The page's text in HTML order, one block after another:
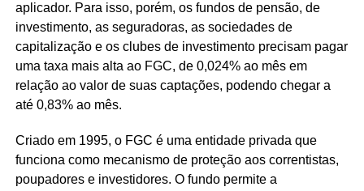
aplicador. Para isso, porém, os fundos de pensão, de
investimento, as seguradoras, as sociedades de
capitalização e os clubes de investimento precisam pagar
uma taxa mais alta ao FGC, de 0,024% ao mês em
relação ao valor de suas captações, podendo chegar a
até 0,83% ao mês.
Criado em 1995, o FGC é uma entidade privada que
funciona como mecanismo de proteção aos correntistas,
poupadores e investidores. O fundo permite a